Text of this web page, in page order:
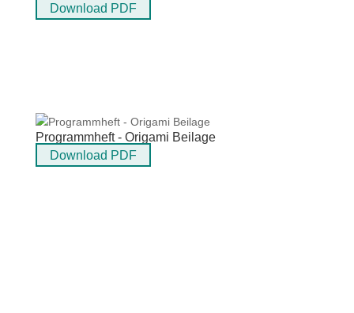
Download PDF
Programmheft - Origami Beilage
Download PDF